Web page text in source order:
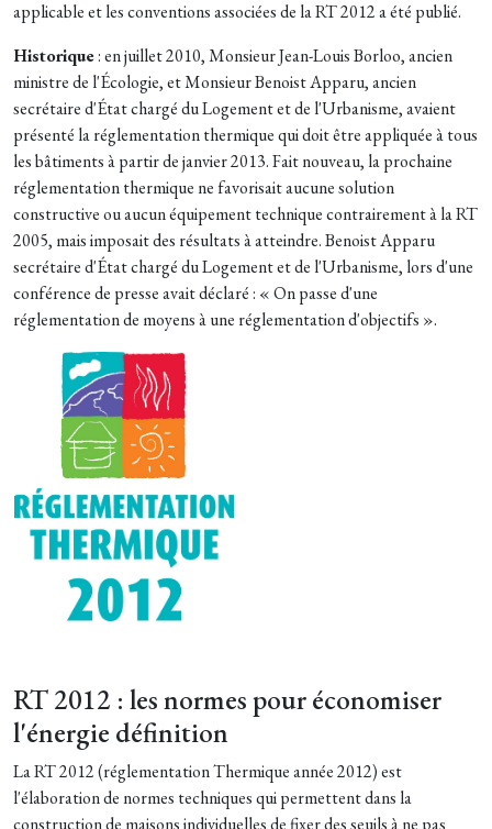
applicable et les conventions associées de la RT 2012 a été publié.
Historique: en juillet 2010, Monsieur Jean-Louis Borloo, ancien
ministre de l'Écologie, et Monsieur Benoist Apparu, ancien
secrétaire d'État chargé du Logement et de l'Urbanisme, avaient
présenté la réglementation thermique qui doit être appliquée à tous
les bâtiments à partir de janvier 2013. Fait nouveau, la prochaine
réglementation thermique ne favorisait aucune solution
constructive ou aucun équipement technique contrairement à la RT
2005, mais imposait des résultats à atteindre. Benoist Apparu
secrétaire d'État chargé du Logement et de l'Urbanisme, lors d'une
conférence de presse avait déclaré : « On passe d'une
réglementation de moyens à une réglementation d'objectifs ».
RT 2012 : les normes pour économiser
l'énergie définition
La RT 2012 (réglementation Thermique année 2012) est
l'élaboration de normes techniques qui permettent dans la
construction de maisons individuelles de fixer des seuils à ne pas